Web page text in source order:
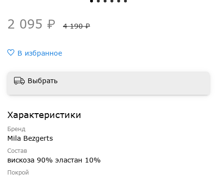
2 095 ₽ 4 190 ₽
В избранное
Выбрать
Характеристики
Бренд
Mila Bezgerts
Состав
вискоза 90% эластан 10%
Покрой